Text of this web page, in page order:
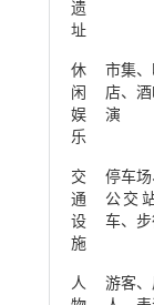
遗
址
休
闲
娱
乐
市集
店、
演
交
通
设
施
停车场
公交
车、
人
游客